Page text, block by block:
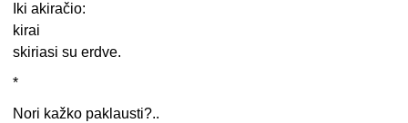
Iki akiračio:
kirai
skiriasi su erdve.
*
Nori kažko paklausti?..